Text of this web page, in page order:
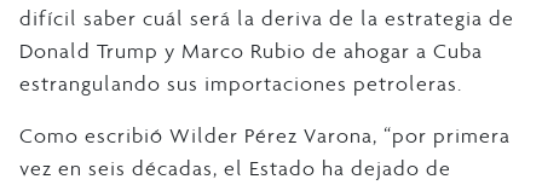
difícil saber cuál será la deriva de la estrategia de
Donald Trump y Marco Rubio de ahogar a Cuba
estrangulando sus importaciones petroleras.
Como escribió Wilder Pérez Varona, “por primera
vez en seis décadas, el Estado ha dejado de